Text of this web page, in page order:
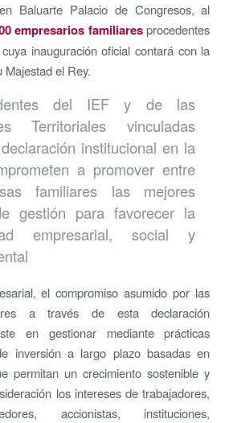
Baluarte Palacio de Congresos, al
empresarios familiaresprocedentes
inauguración oficial contará con la
Majestad el Rey.
del IEF y de las
Territoriales vinculadas
institucional en la
a promover entre
familiares las mejores
gestión para favorecer la
empresarial, social y
el compromiso asumido por las
a través de esta declaración
en gestionar mediante prácticas
inversión a largo plazo basadas en
permitan un crecimiento sostenible y
los intereses de trabajadores,
accionistas, instituciones,